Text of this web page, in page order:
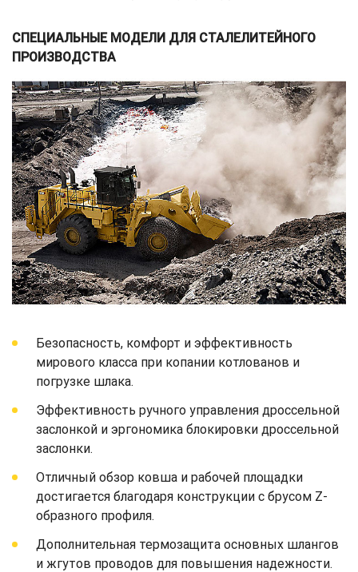
СПЕЦИАЛЬНЫЕ МОДЕЛИ ДЛЯ СТАЛЕЛИТЕЙНОГО
ПРОИЗВОДСТВА
Безопасность, комфорт и эффективность
мирового класса при копании котлованов и
погрузке шлака.
Эффективность ручного управления дроссельной
заслонкой и эргономика блокировки дроссельной
заслонки.
Отличный обзор ковша и рабочей площадки
достигается благодаря конструкции с брусом Z-
образного профиля.
Дополнительная термозащита основных шлангов
и жгутов проводов для повышения надежности.